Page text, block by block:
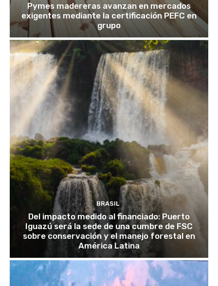
Pymes madereras avanzan en mercados
exigentes mediante la certificación PEFC en
grupo
BRASIL
Del impacto medido al financiado: Puerto
Iguazú será la sede de una cumbre de FSC
sobre conservación y el manejo forestal en
América Latina